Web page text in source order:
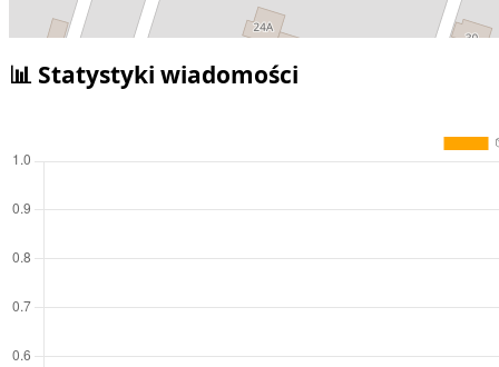
📊 Statystyki wiadomości